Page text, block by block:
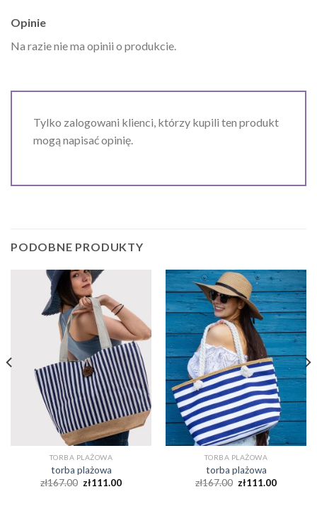
Opinie
Na razie nie ma opinii o produkcie.
Tylko zalogowani klienci, którzy kupili ten produkt
mogą napisać opinię.
PODOBNE PRODUKTY
TORBA PLAŻOWA
torba plażowa
zł167.00 zł111.00
TORBA PLAŻOWA
torba plażowa
zł167.00 zł111.00